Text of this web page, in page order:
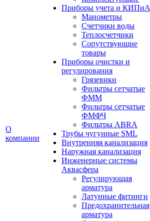
О
компании
Приборы учета и КИПиА
Манометры
Счетчики воды
Теплосчетчики
Сопутствующие
товары
Приборы очистки и
регулирования
Грязевики
Фильтры сетчатые
ФММ
Фильтры сетчатые
ФМФЧ
Фильтры ABRA
Трубы чугунные SML
Внутренняя канализация
Наружная канализация
Инженерные системы
Аквасфера
Регулирующая
арматура
Латунные фитинги
Предохранительная
арматура